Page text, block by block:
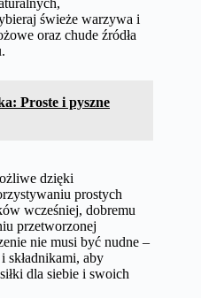
świeże warzywa i
oraz chude źródła
Proste i pyszne
dzięki
prostych
wcześniej, dobremu
przetworzonej
nie musi być nudne –
składnikami, aby
dla siebie i swoich